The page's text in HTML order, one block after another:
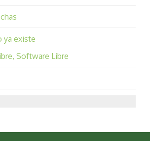
ya existe
Software Libre